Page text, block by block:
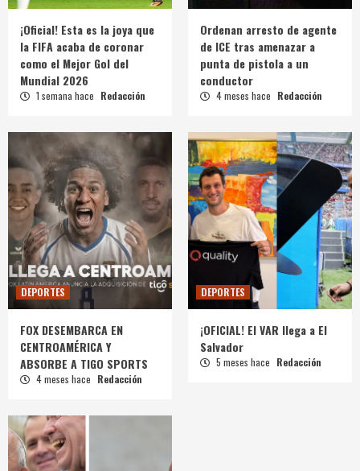
¡Oficial! Esta es la joya que
la FIFA acaba de coronar
como el Mejor Gol del
Mundial 2026
1 semana hace Redacción
Ordenan arresto de agente
de ICE tras amenazar a
punta de pistola a un
conductor
4 meses hace Redacción
DEPORTES
FOX DESEMBARCA EN
CENTROAMÉRICA Y
ABSORBE A TIGO SPORTS
4 meses hace Redacción
DEPORTES
¡OFICIAL! El VAR llega a El
Salvador
5 meses hace Redacción